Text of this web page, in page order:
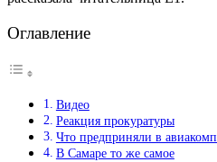
Оглавление
Видео
Реакция прокуратуры
Что предприняли в
В Самаре то же самое